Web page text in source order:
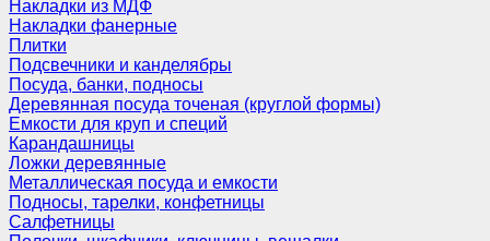
Накладки из МДФ
Накладки фанерные
Плитки
Подсвечники и канделябры
Посуда, банки, подносы
Деревянная посуда точеная (круглой формы)
Емкости для круп и специй
Карандашницы
Ложки деревянные
Металлическая посуда и емкости
Подносы, тарелки, конфетницы
Салфетницы